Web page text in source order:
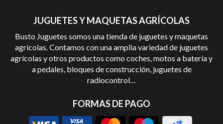
JUGUETES Y MAQUETAS AGRÍCOLAS
Busto Juguetes somos una tienda de juguetes y maquetas
agrícolas. Contamos con una amplia variedad de juguetes
agrícolas y otros productos como coches, motos a batería y
a pedales, bloques de construcción, juguetes de
radiocontrol…
FORMAS DE PAGO